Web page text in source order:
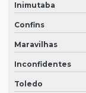
Inimutaba
Confins
Maravilhas
Inconfidentes
Toledo